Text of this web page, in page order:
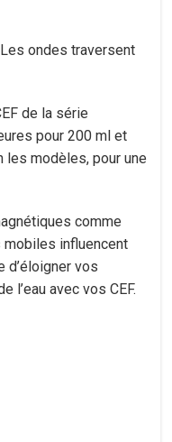
ondes traversent
de la série
pour 200 ml et
les modèles, pour une
comme
influencent
d’éloigner vos
l’eau avec vos CEF.